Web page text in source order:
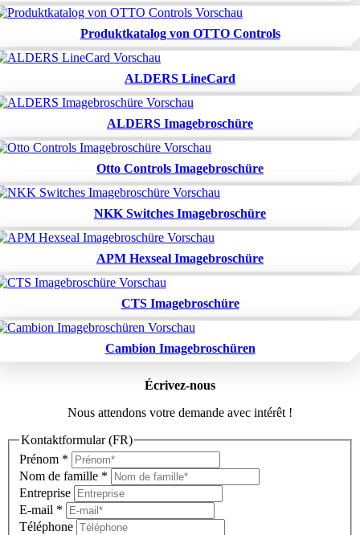
Produktkatalog von OTTO Controls
ALDERS LineCard
ALDERS Imagebroschüre
Otto Controls Imagebroschüre
NKK Switches Imagebroschüre
APM Hexseal Imagebroschüre
CTS Imagebroschüre
Cambion Imagebroschüren
Écrivez-nous
Nous attendons votre demande avec intérêt !
Kontaktformular (FR)
Prénom *
Nom de famille *
Entreprise
E-mail *
Téléphone